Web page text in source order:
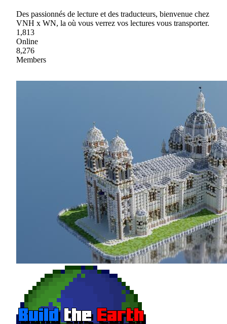
Des passionnés de lecture et des traducteurs, bienvenue chez
VNH x WN, la où vous verrez vos lectures vous transporter.
1,813
Online
8,276
Members